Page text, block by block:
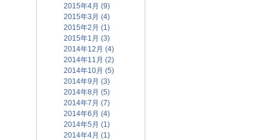
2015年4月 (9)
2015年3月 (4)
2015年2月 (1)
2015年1月 (3)
2014年12月 (4)
2014年11月 (2)
2014年10月 (5)
2014年9月 (3)
2014年8月 (5)
2014年7月 (7)
2014年6月 (4)
2014年5月 (1)
2014年4月 (1)